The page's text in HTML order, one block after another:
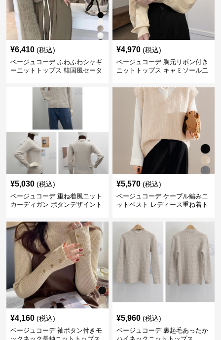
¥6,410 (税込)
ベージュコーデ ふわふわシャギ
ーニットトップス 韓国風セータ
¥4,970 (税込)
ベージュコーデ 胸元リボン付き
ニットトップス キャミソール二
¥5,030 (税込)
ベージュコーデ 重ね着風ニット
カーディガン ボタンデザイント
¥5,570 (税込)
ベージュコーデ ケーブル編みニ
ットベスト レディース重ね着ト
¥4,160 (税込)
ベージュコーデ 袖ボタン付きモ
¥5,960 (税込)
ベージュコーデ 裏起毛あったか